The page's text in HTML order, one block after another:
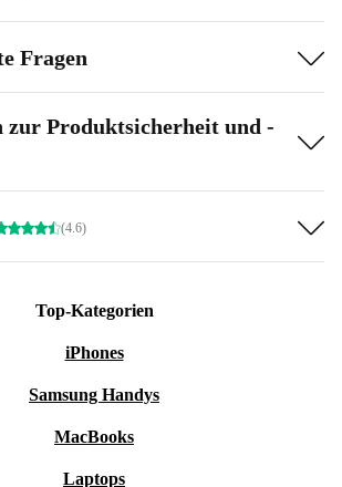
Fragen
Produktsicherheit und -
(4.6)
Top-Kategorien
iPhones
Samsung Handys
MacBooks
Laptops